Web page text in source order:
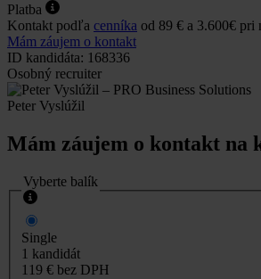
Platba
Kontakt podľa cenníka od 89 € a 3.600€ pri
Mám záujem o kontakt
ID kandidáta: 168336
Osobný recruiter
Peter Vyslúžil
Mám záujem o kontakt na
Vyberte balík
Single
1 kandidát
119 € bez DPH